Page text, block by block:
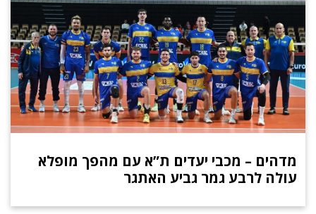
מדהים – מכבי יעדים ת”א עם מהפך מופלא
עולה לרבע גמר גביע האתגר